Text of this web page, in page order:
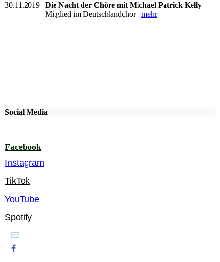
30.11.2019
Die Nacht der Chöre mit Michael Patrick Kelly
Mitglied im Deutschlandchor mehr
Social Media
Facebook
Instagram
TikTok
YouTube
Spotify